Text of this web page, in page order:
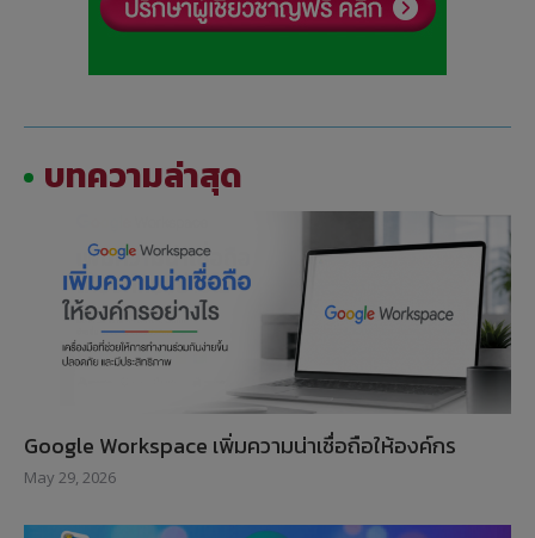
บทความล่าสุด
Google Workspace เพิ่มความน่าเชื่อถือให้องค์กร
May 29, 2026